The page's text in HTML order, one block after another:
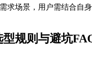
求场景，用户需结合自
规则与避坑